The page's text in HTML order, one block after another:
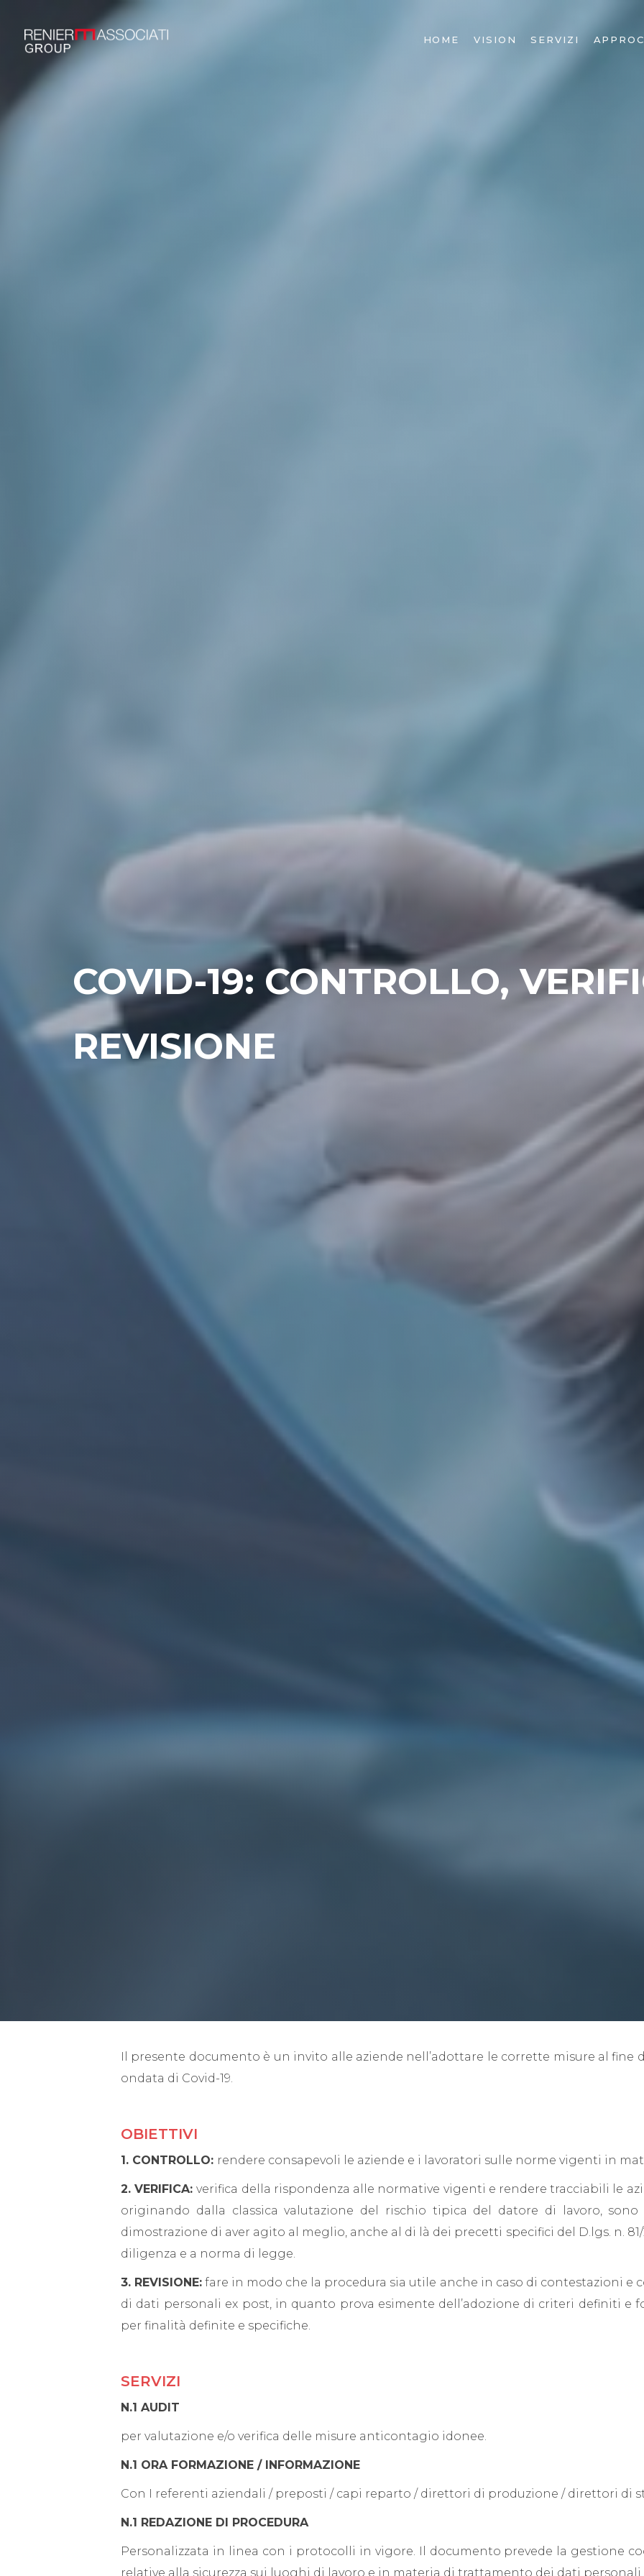
HOME VISION SERVIZI
COVID-19: CONTROLLO,
REVISIONE
Il presente documento è un invito alle aziende nell’adottare le corrette misure al
ondata di Covid-19.
OBIETTIVI
1. CONTROLLO: rendere consapevoli le aziende e i lavoratori sulle norme vigenti in
2. VERIFICA:verifica della rispondenza alle normative vigenti e rendere tracciabili le
originando dalla classica valutazione del rischio tipica del datore di lavoro, sono
dimostrazione di aver agito al meglio, anche al di là dei precetti specifici del D.lgs. n.
diligenza e a norma di legge.
3. REVISIONE: fare in modo che la procedura sia utile anche in caso di contestazioni
di dati personali ex post, in quanto prova esimente dell’adozione di criteri definiti e
per finalità definite e specifiche.
SERVIZI
N.1 AUDIT
per valutazione e/o verifica delle misure anticontagio idonee.
N.1 ORA FORMAZIONE / INFORMAZIONE
Con I referenti aziendali / preposti / capi reparto / direttori di produzione / direttori
N.1 REDAZIONE DI PROCEDURA
Personalizzata in linea con i protocolli in vigore. Il documento prevede la gestione
relative alla sicurezza sui luoghi di lavoro e in materia di trattamento dei dati